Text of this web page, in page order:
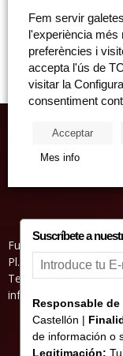
Álvaro Terrones:
dos termes" Dijous, 15
Fundació Caixa
Fundació Caixa
Pl. de l’Herba, s/nº.
Telèfon 964 232 551
Suscríbete a
Responsable
Castellón |
de información o
Legitimación:
Fem servir
l'experiència
preferències i
accepta l'ús de
visitar la
consentiment
Acceptar
Mes info